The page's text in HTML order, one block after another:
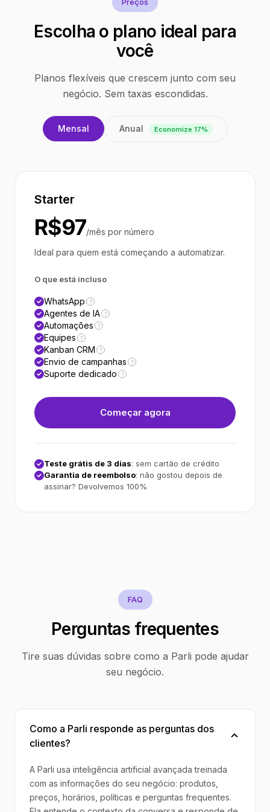
Escolha o plano ideal para
você
Planos flexíveis que crescem junto com seu
negócio. Sem taxas escondidas.
Mensal Anual Economize 17%
Starter
R$97/mês por número
Ideal para quem está começando a automatizar.
O que está incluso
WhatsApp ?
Agentes de IA ?
Automações ?
Equipes ?
Kanban CRM ?
Envio de campanhas ?
Suporte dedicado ?
Começar agora
Teste grátis de 3 dias: sem cartão de crédito
Garantia de reembolso: não gostou depois de
assinar? Devolvemos 100%
FAQ
Perguntas frequentes
Tire suas dúvidas sobre como a Parli pode ajudar
seu negócio.
Como a Parli responde as perguntas dos
clientes?
A Parli usa inteligência artificial avançada treinada
com as informações do seu negócio: produtos,
preços, horários, políticas e perguntas frequentes.